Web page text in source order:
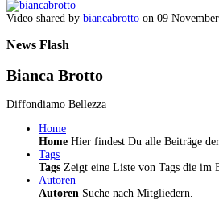
Video shared by biancabrotto on 09
News Flash
Bianca Brotto
Diffondiamo Bellezza
Home
Home Hier findest Du alle Beiträge der
Tags
Tags Zeigt eine Liste von Tags die im
Autoren
Autoren Suche nach Mitgliedern.